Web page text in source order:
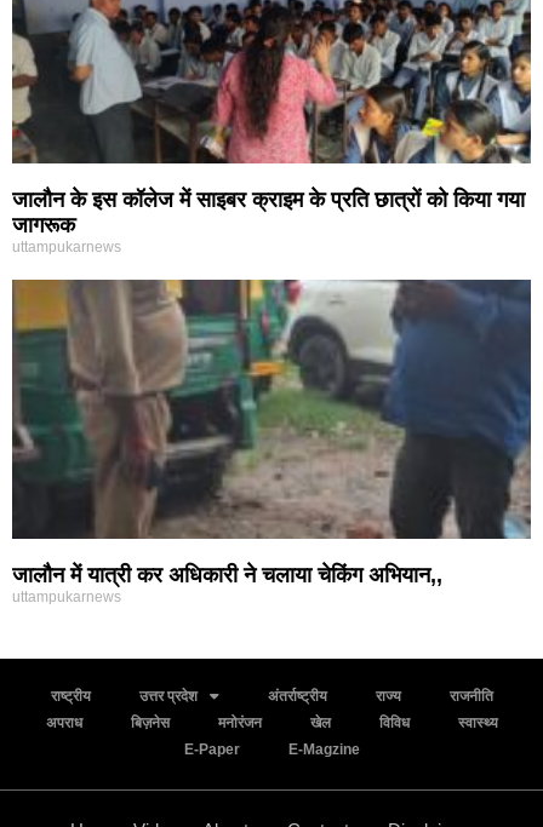
जालौन के इस कॉलेज में साइबर क्राइम के प्रति छात्रों को किया गया
जागरूक
uttampukarnews
जालौन में यात्री कर अधिकारी ने चलाया चेकिंग अभियान,,
uttampukarnews
राष्ट्रीय उत्तर प्रदेश अंतर्राष्ट्रीय राज्य
राजनीति
अपराध
बिज़नेस मनोरंजन खेल विविध
स्वास्थ्य
E-Paper
E-Magzine